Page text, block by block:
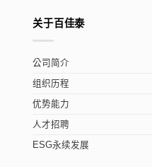
关于百佳泰
公司简介
组织历程
优势能力
人才招聘
ESG永续发展